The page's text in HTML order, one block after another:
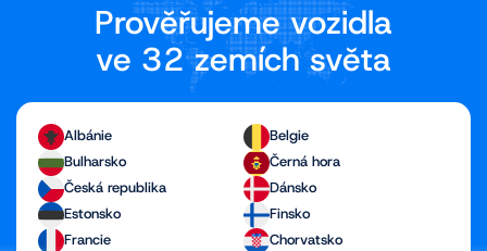
Prověřujeme vozidla
ve 32 zemích světa
Albánie
Belgie
Bulharsko
Černá hora
Česká republika
Dánsko
Estonsko
Finsko
Francie
Chorvatsko